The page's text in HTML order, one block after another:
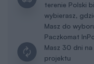
terenie Polski
wybierasz,
Masz do
Paczkomat
Masz 30 dni
projektu